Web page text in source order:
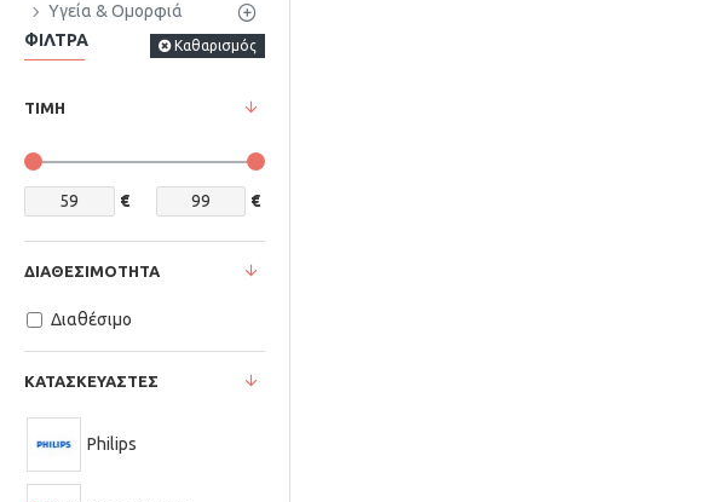
Υγεία & Ομορφιά
ΦΊΛΤΡΑ
Καθαρισμός
ΤΙΜΉ
€ €
ΚΑΤΑΣΚΕΥΑΣΤΈΣ
Philips
ΔΙΑΘΕΣΙΜΌΤΗΤΑ
Διαθέσιμο